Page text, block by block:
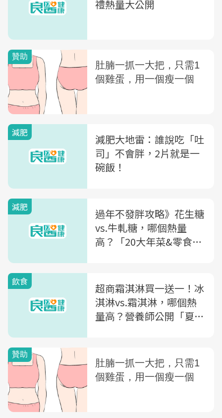
禮熱量大公開
減肥
減肥大地雷：誰說吃「吐
司」不會胖，2片就是一
碗飯！
減肥
過年不發胖攻略》花生糖
vs.牛軋糖，哪個熱量
高？「20大年菜&零食熱
飲食
超商霜淇淋買一送一！冰
淇淋vs.霜淇淋，哪個熱
量高？營養師公開「夏日